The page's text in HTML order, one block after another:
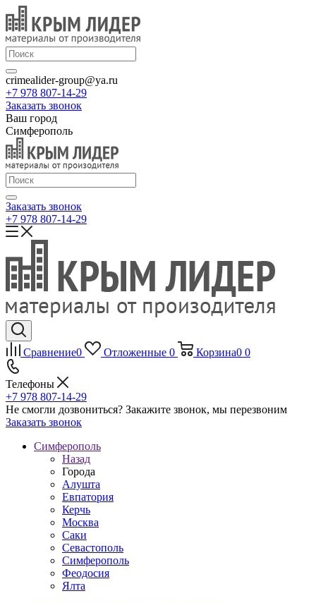
crimealider-group@ya.ru
+7 978 807-14-29
Заказать звонок
Ваш город
Симферополь
Заказать звонок
+7 978 807-14-29
Сравнение0 Отложенные 0 Корзина0 0
Телефоны
+7 978 807-14-29
Не смогли дозвониться? Закажите звонок, мы перезвоним
Заказать звонок
Симферополь
Назад
Города
Алушта
Евпатория
Керчь
Москва
Саки
Севастополь
Симферополь
Феодосия
Ялта